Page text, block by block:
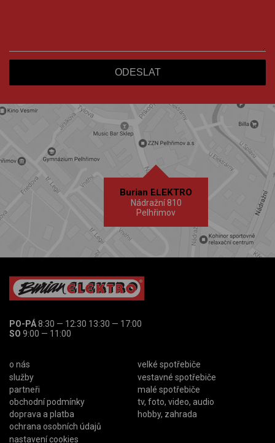
Burian ELEKTRO
Nádražní 810
Pelhřimov
PO-PÁ8:30 — 12:30 13:30 — 17:00
SO 9:00 — 11:00
o nás
služby
partneři
obchodní podmínky
doprava a platba
ochrana osobních údajů
nastavení cookies
velké spotřebiče
vestavné spotřebiče
malé spotřebiče
tv, foto, video, audio
hobby, zahrada